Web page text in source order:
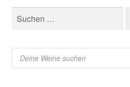
Suchen
nach:
Products
search